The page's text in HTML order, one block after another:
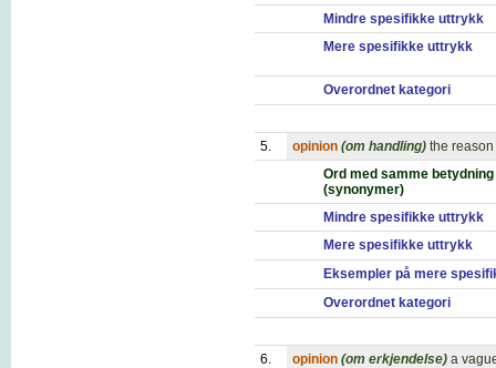
Mindre spesifikke uttrykk
Mere spesifikke uttrykk
Overordnet kategori
5. opinion (om handling) the
Ord med samme betydning
(synonymer)
Mindre spesifikke uttrykk
Mere spesifikke uttrykk
Eksempler på mere
Overordnet kategori
6. opinion (om erkjendelse) a